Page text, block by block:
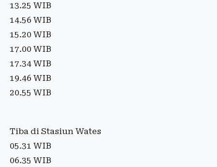
13.25 WIB
14.56 WIB
15.20 WIB
17.00 WIB
17.34 WIB
19.46 WIB
20.55 WIB
Tiba di Stasiun Wates
05.31 WIB
06.35 WIB